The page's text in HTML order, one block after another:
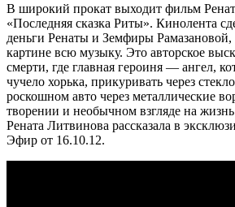
В широкий прокат выходит фильм
«Последняя сказка Риты». Кинолента
деньги Ренаты и Земфиры
картине всю музыку. Это авторское
смерти, где главная героиня — ангел,
чучело хорька, прикуривать через
роскошном авто через металлические
творении и необычном взгляде на
Рената Литвинова рассказала в
Эфир от 16.10.12.